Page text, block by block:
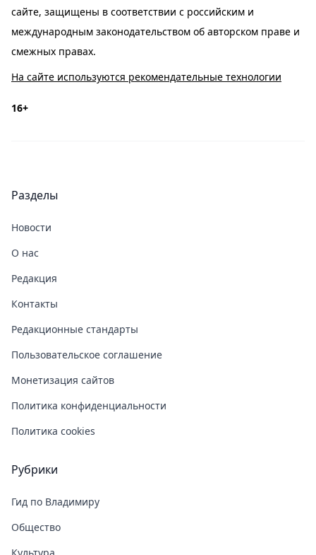
сайте, защищены в соответствии с российским и
международным законодательством об авторском праве и
смежных правах.
На сайте используются рекомендательные технологии
16+
Разделы
Новости
О нас
Редакция
Контакты
Редакционные стандарты
Пользовательское соглашение
Монетизация сайтов
Политика конфиденциальности
Политика cookies
Рубрики
Гид по Владимиру
Общество